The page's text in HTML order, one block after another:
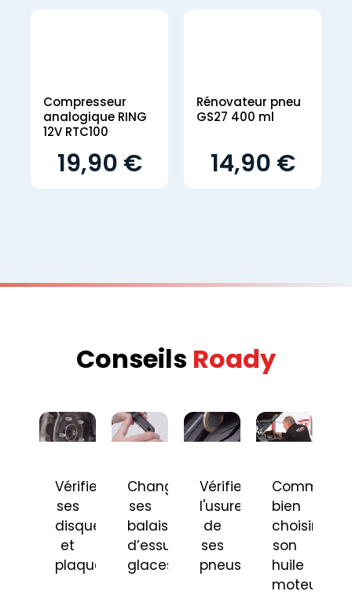
Compresseur
analogique RING
12V RTC100
19,90 €
Rénovateur pneu
GS27 400 ml
14,90 €
Conseils Roady
Vérifier
ses
disques
et
plaquettes
Changer
ses
balais
d’essuie-
glaces
Vérifier
l'usure
de
ses
pneus
Comment
bien
choisir
son
huile
moteur